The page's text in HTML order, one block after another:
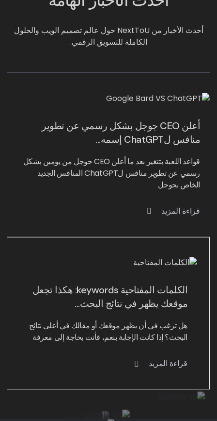
أحدث الأخبار من NextToU حول عالم تصميم الويب والحلول
الكاملة للتسويق الرقمي.
أعلن CEO جوجل بشكل رسمي عن تطوير
منافس لChatGPT إسمه...
قواعد اللعبة بتتغير بعد ما أعلن CEO جوجل من يومين بشكل
رسمي عن تطوير منافس لChatGPT المنافس الجديد
الخاص بجوجل
قراءة المزيد
الكلمات المفتاحية keywords: هكذا تجعل
موقعك يظهر في نتائج البحث...
هل ترغب في أن يظهر موقعك أو مقالك في أعلى نتائج
البحث؟ إذا كانت الإجابة بنعم، فأنت بحاجة إلى معرفة
قراءة المزيد